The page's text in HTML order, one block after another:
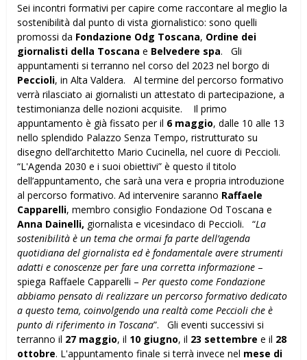
Sei incontri formativi per capire come raccontare al meglio la
sostenibilità dal punto di vista giornalistico: sono quelli
promossi da Fondazione Odg Toscana, Ordine dei
giornalisti della Toscana e Belvedere spa. Gli
appuntamenti si terranno nel corso del 2023 nel borgo di
Peccioli, in Alta Valdera. Al termine del percorso formativo
verrà rilasciato ai giornalisti un attestato di partecipazione, a
testimonianza delle nozioni acquisite. Il primo
appuntamento è già fissato per il 6 maggio, dalle 10 alle 13
nello splendido Palazzo Senza Tempo, ristrutturato su
disegno dell’architetto Mario Cucinella, nel cuore di Peccioli.
“L'Agenda 2030 e i suoi obiettivi” è questo il titolo
dell’appuntamento, che sarà una vera e propria introduzione
al percorso formativo. Ad intervenire saranno Raffaele
Capparelli, membro consiglio Fondazione Od Toscana e
Anna Dainelli, giornalista e vicesindaco di Peccioli. “La
sostenibilità è un tema che ormai fa parte dell’agenda
quotidiana del giornalista ed è fondamentale avere strumenti
adatti e conoscenze per fare una corretta informazione –
spiega Raffaele Capparelli – Per questo come Fondazione
abbiamo pensato di realizzare un percorso formativo dedicato
a questo tema, coinvolgendo una realtà come Peccioli che è
punto di riferimento in Toscana”. Gli eventi successivi si
terranno il 27 maggio, il 10 giugno, il 23 settembre e il 28
ottobre. L'appuntamento finale si terrà invece nel mese di